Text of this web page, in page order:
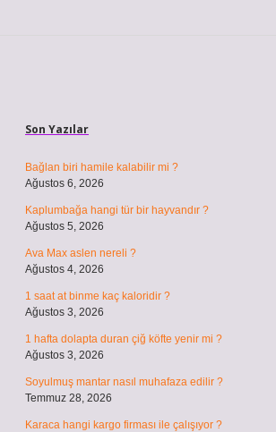
Son Yazılar
Bağlan biri hamile kalabilir mi ?
Ağustos 6, 2026
Kaplumbağa hangi tür bir hayvandır ?
Ağustos 5, 2026
Ava Max aslen nereli ?
Ağustos 4, 2026
1 saat at binme kaç kaloridir ?
Ağustos 3, 2026
1 hafta dolapta duran çiğ köfte yenir mi ?
Ağustos 3, 2026
Soyulmuş mantar nasıl muhafaza edilir ?
Temmuz 28, 2026
Karaca hangi kargo firması ile çalışıyor ?